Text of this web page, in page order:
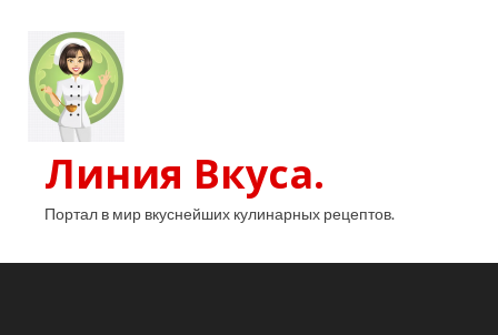
Линия Вкуса.
Портал в мир вкуснейших кулинарных рецептов.